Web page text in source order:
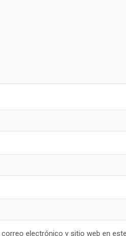
electrónico y sitio web en